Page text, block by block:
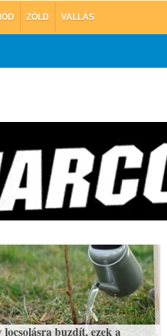
ZÖLD VALLÁS
buzdít, ezek a